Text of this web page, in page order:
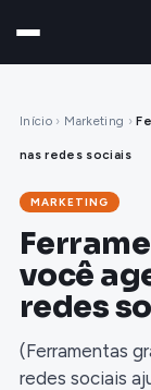
Início › Marketing ›
nas redes sociais
MARKETING
você
redes
(Ferramentas
redes sociais